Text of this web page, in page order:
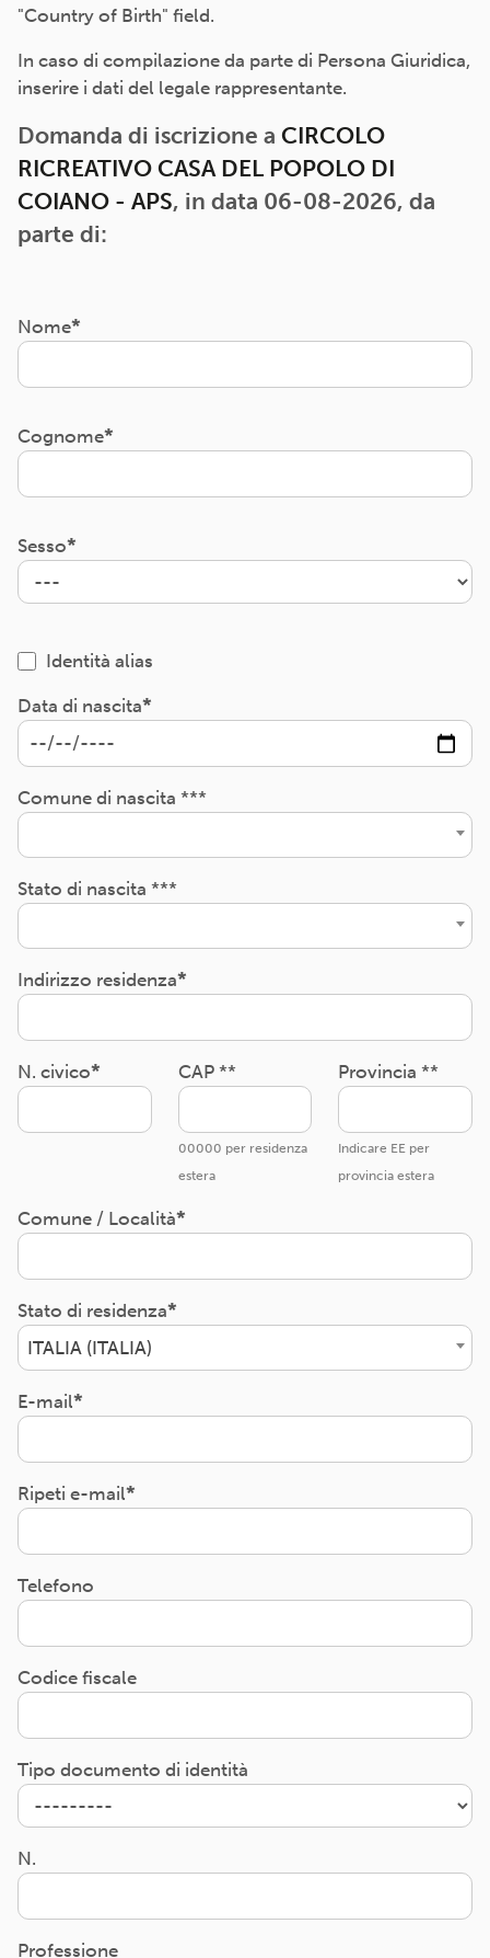
"Country of Birth" field.
In caso di compilazione da parte di Persona Giuridica,
inserire i dati del legale rappresentante.
Domanda di iscrizione a CIRCOLO
RICREATIVO CASA DEL POPOLO DI
COIANO - APS, in data 06-08-2026, da
parte di:
Nome
Cognome
Sesso
Identità alias
Data di nascita
Comune di nascita ***
Stato di nascita ***
Indirizzo residenza
N. civico CAP **
00000 per residenza
estera
Provincia **
Indicare EE per
provincia estera
Comune / Località
Stato di residenza
ITALIA (ITALIA)
E-mail
Ripeti e-mail
Telefono
Codice fiscale
Tipo documento di identità
N.
Professione